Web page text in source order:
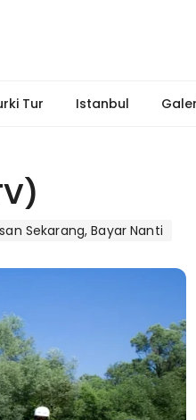
Tur Istanbul
Sekarang, Bayar Nanti